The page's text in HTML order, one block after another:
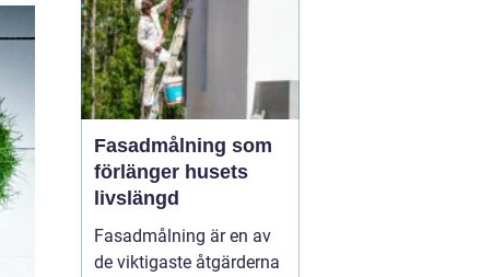
Fasadmålning som
förlänger husets
livslängd
Fasadmålning är en av
de viktigaste åtgärderna